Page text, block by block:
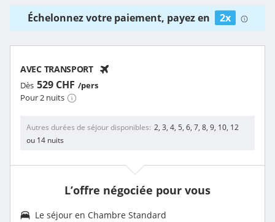
Échelonnez votre paiement, payez en 2x
AVEC TRANSPORT
Dès 529 CHF /pers
Pour 2 nuits
Autres durées de séjour disponibles 2, 3, 4, 5, 6, 7, 8, 9, 10, 12
ou 14 nuits
L’offre négociée pour vous
Le séjour en Chambre Standard